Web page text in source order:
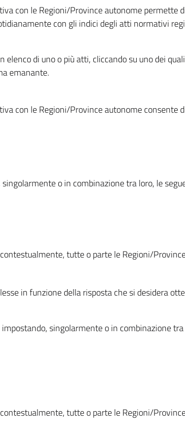
con le Regioni/Province autonome
con gli indici degli atti normativi
di uno o più atti, cliccando su uno dei
emanante.
con le Regioni/Province autonome
o in combinazione tra loro, le
tutte o parte le Regioni/
in funzione della risposta che si desidera
singolarmente o in combinazione
tutte o parte le Regioni/